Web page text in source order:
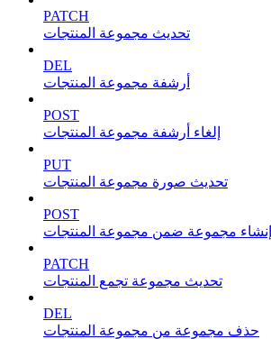
PATCH
تحديث مجموعة المنتجات
DEL
أرشفة مجموعة المنتجات
POST
إلغاء أرشفة مجموعة المنتجات
PUT
تحديث صورة مجموعة المنتجات
POST
إنشاء مجموعة ضمن مجموعة المنتجات
PATCH
تحديث مجموعة تجمع المنتجات
DEL
حذف مجموعة من مجموعة المنتجات